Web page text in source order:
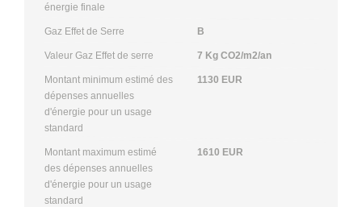
énergie finale
Gaz Effet de Serre B
Valeur Gaz Effet de serre 7 Kg CO2/m2/an
Montant minimum estimé des
dépenses annuelles
d'énergie pour un usage
standard
1130 EUR
Montant maximum estimé
des dépenses annuelles
d'énergie pour un usage
standard
1610 EUR